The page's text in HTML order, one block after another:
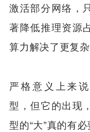
激活部分网络，
著降低推理资源
算力解决了更复杂
严格意义上来
型，但它的出现
型的“大”真的有必